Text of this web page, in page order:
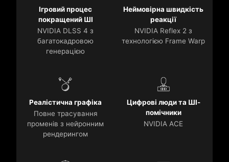
Ігровий процес
покращений ШІ
NVIDIA DLSS 4 з
багатокадровою
генерацією
Неймовірна швидкість
реакції
NVIDIA Reflex 2 з
технологією Frame Warp
Реалістична графіка
Повне трасування
променів з нейронним
рендерингом
Цифрові люди та ШІ-
помічники
NVIDIA ACE